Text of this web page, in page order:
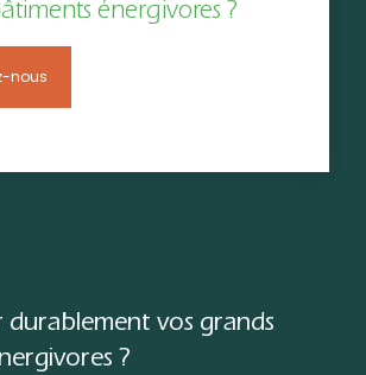
énergivores ?
nous
durablement vos grands
?